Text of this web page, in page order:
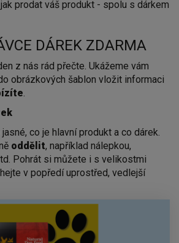
prodat váš produkt - spolu s dárkem
DÁREK ZDARMA
z nás rád přečte. Ukážeme vám
obrázkových šablon vložit informaci
.
co je hlavní produkt a co dárek.
oddělit, například nálepkou,
Pohrát si můžete i s velikostmi
v popředí uprostřed, vedlejší